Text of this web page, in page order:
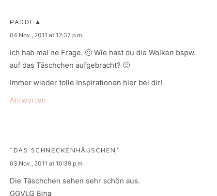
PADDI ▲
says:
04 Nov., 2011 at 12:37 p.m.
Ich hab mal ne Frage. 🙂 Wie hast du die Wolken bspw.
auf das Täschchen aufgebracht? 🙂
Immer wieder tolle Inspirationen hier bei dir!
Antworten
*DAS SCHNECKENHÄUSCHEN*
says:
03 Nov., 2011 at 10:39 p.m.
Die Täschchen sehen sehr schön aus.
GGVLG Bina